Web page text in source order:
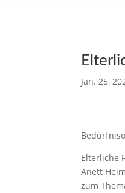
Jan. 25,
Elterliche
Anett
zum